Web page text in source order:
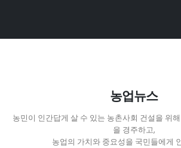
농업뉴스
농민이 인간답게 살 수 있는 농촌사회 건설을 위
을 경주하고,
농업의 가치와 중요성을 국민들에게